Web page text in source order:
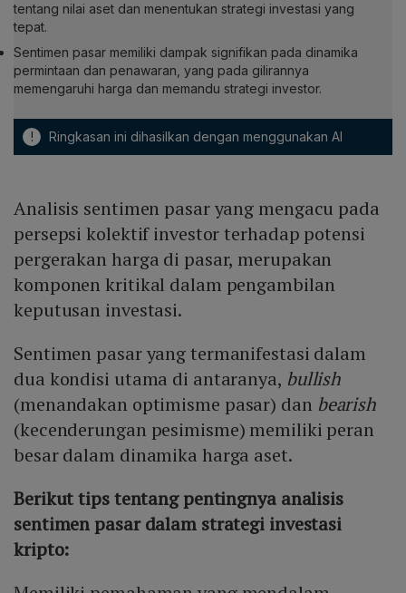
tentang nilai aset dan menentukan strategi investasi yang
tepat.
Sentimen pasar memiliki dampak signifikan pada dinamika
permintaan dan penawaran, yang pada gilirannya
memengaruhi harga dan memandu strategi investor.
! Ringkasan ini dihasilkan dengan menggunakan AI
Analisis sentimen pasar yang mengacu pada
persepsi kolektif investor terhadap potensi
pergerakan harga di pasar, merupakan
komponen kritikal dalam pengambilan
keputusan investasi.
Sentimen pasar yang termanifestasi dalam
dua kondisi utama di antaranya, bullish
(menandakan optimisme pasar) dan bearish
(kecenderungan pesimisme) memiliki peran
besar dalam dinamika harga aset.
Berikut tips tentang pentingnya analisis
sentimen pasar dalam strategi investasi
kripto: